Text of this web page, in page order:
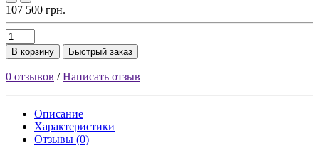
107 500 грн.
В корзину Быстрый заказ
0 отзывов /Написать отзыв
Описание
Характеристики
Отзывы (0)